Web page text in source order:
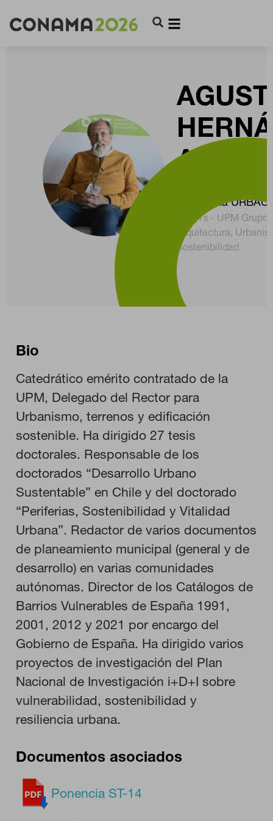
AJA
(Programa
Giau+s - UPM
Arquitectura,
Sostenibilidad
Bio
Catedrático emérito contratado de la
UPM, Delegado del Rector para
Urbanismo, terrenos y edificación
sostenible. Ha dirigido 27 tesis
doctorales. Responsable de los
doctorados “Desarrollo Urbano
Sustentable” en Chile y del doctorado
“Periferias, Sostenibilidad y Vitalidad
Urbana”. Redactor de varios documentos
de planeamiento municipal (general y de
desarrollo) en varias comunidades
autónomas. Director de los Catálogos de
Barrios Vulnerables de España 1991,
2001, 2012 y 2021 por encargo del
Gobierno de España. Ha dirigido varios
proyectos de investigación del Plan
Nacional de Investigación i+D+I sobre
vulnerabilidad, sostenibilidad y
resiliencia urbana.
Documentos asociados
Ponencia ST-14
CONFIGURACIÓN DE COOKIES
RECHAZAR TODO
HABILITAR TODO
Cookies necesarias
Estas cookies son necesarias para que el sitio web funcione y
no se pueden desactivar en nuestros sistemas. Puede
configurar su navegador para bloquear o alertar sobre estas
cookies, pero alguna áreas del sitio no funcionarán. Estas
cookies no almacenan ninguna información de identificación
personal.
Cookies de rendimiento
menos visitadas, y cómo los visitantes navegan por el sitio.
por lo tanto, es anónima.